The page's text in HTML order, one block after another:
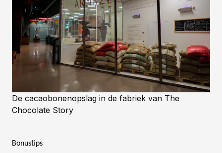
De cacaobonenopslag in de fabriek van The
Chocolate Story
Bonustips